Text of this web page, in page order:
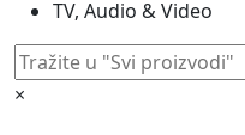
TV, Audio & Video
×